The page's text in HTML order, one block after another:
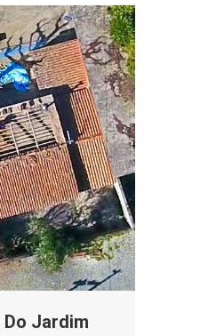
Do Jardim